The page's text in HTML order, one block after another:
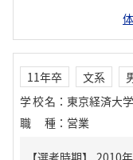
11年卒 文系
学校名 ： 東京経済大学
職種 ： 営業